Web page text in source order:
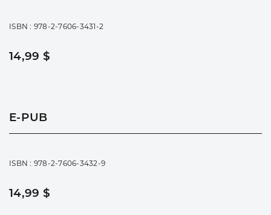
ISBN : 978-2-7606-3431-2
14,99 $
E-PUB
ISBN : 978-2-7606-3432-9
14,99 $